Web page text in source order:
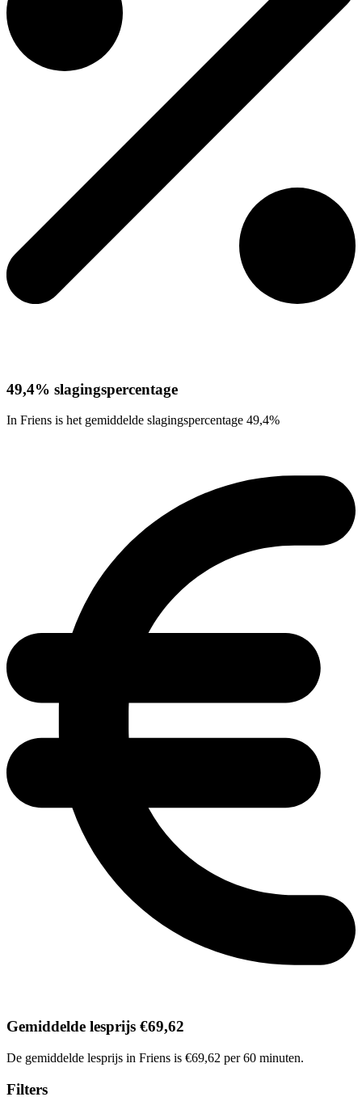
49,4% slagingspercentage
In Friens is het gemiddelde slagingspercentage 49,4%
Gemiddelde lesprijs €69,62
De gemiddelde lesprijs in Friens is €69,62 per 60 minuten.
Filters